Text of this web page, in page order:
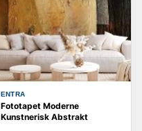
ENTRA
Fototapet Moderne
Kunstnerisk Abstrakt